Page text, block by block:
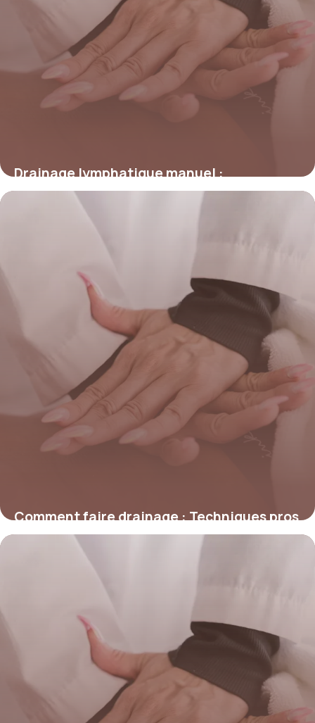
Drainage lymphatique manuel :
Techniques pro
Comment faire drainage : Techniques pros
2026